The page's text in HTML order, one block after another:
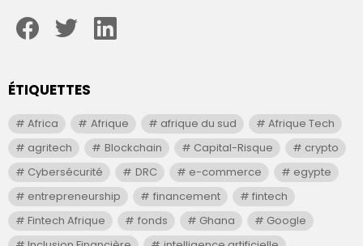
ÉTIQUETTES
Africa Afrique afrique du sud
Afrique Tech
agritech
Blockchain Capital-Risque
crypto
Cybersécurité
DRC e-commerce
egypte
entrepreneurship
financement
fintech
Fintech Afrique
fonds Ghana
Google